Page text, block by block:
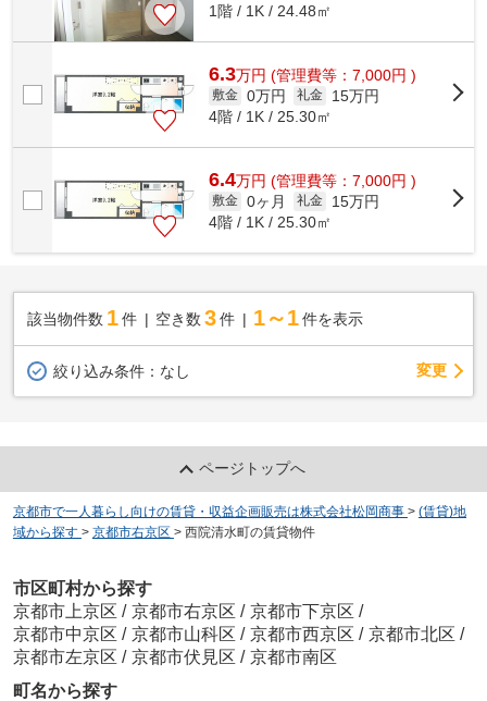
1階 / 1K / 24.48㎡
6.3万円 (管理費等：7,000円 )
敷金 0万円 礼金
15万円
4階 / 1K / 25.30㎡
6.4万円 (管理費等：7,000円 )
敷金 0ヶ月 礼金
15万円
4階 / 1K / 25.30㎡
該当物件数 1件 空き数 3 件 1～1 件を表示
絞り込み条件： なし 変更
ページトップへ
京都市で一人暮らし向けの賃貸・収益企画販売は株式会社松岡商事 > (賃貸)地
域から探す > 京都市右京区 > 西院清水町の賃貸物件
市区町村から探す
京都市上京区 / 京都市右京区 / 京都市下京区 /
京都市中京区 / 京都市山科区 / 京都市西京区 / 京都市北区 /
京都市左京区 / 京都市伏見区 / 京都市南区
町名から探す